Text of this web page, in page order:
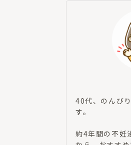
40代、のんび
す。
約4年間の不妊